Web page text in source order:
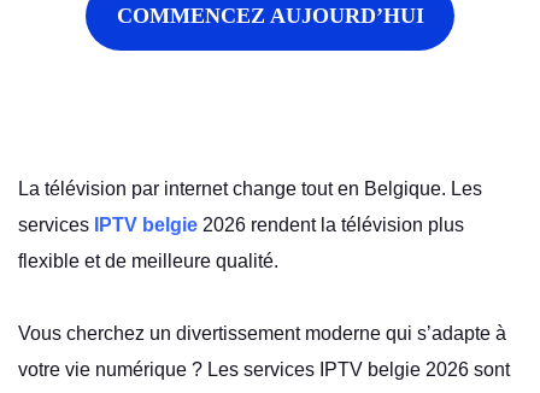
COMMENCEZ AUJOURD’HUI
La télévision par internet change tout en Belgique. Les
services
IPTV belgie 2026 rendent la télévision plus
flexible et de meilleure qualité.
Vous cherchez un divertissement moderne qui s’adapte à
votre vie numérique ? Les services IPTV belgie 2026 sont